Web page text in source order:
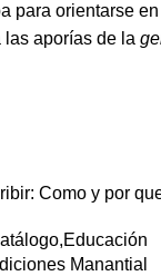
orientarse
aporías de la
Como y por
Manantial